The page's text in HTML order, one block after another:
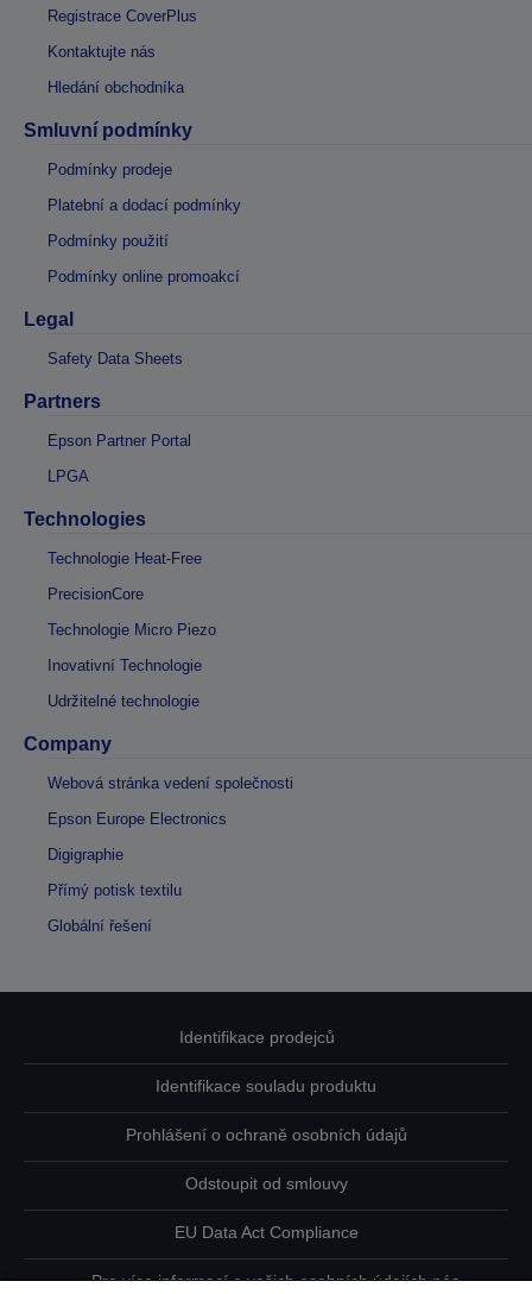
Registrace CoverPlus
Kontaktujte nás
Hledání obchodníka
Smluvní podmínky
Podmínky prodeje
Platební a dodací podmínky
Podmínky použití
Podmínky online promoakcí
Legal
Safety Data Sheets
Partners
Epson Partner Portal
LPGA
Technologies
Technologie Heat-Free
PrecisionCore
Technologie Micro Piezo
Inovativní Technologie
Udržitelné technologie
Company
Webová stránka vedení společnosti
Epson Europe Electronics
Digigraphie
Přímý potisk textilu
Globální řešení
Identifikace prodejců
Identifikace souladu produktu
Prohlášení o ochraně osobních údajů
Odstoupit od smlouvy
EU Data Act Compliance
Pro více informací o vašich osobních údajích nás